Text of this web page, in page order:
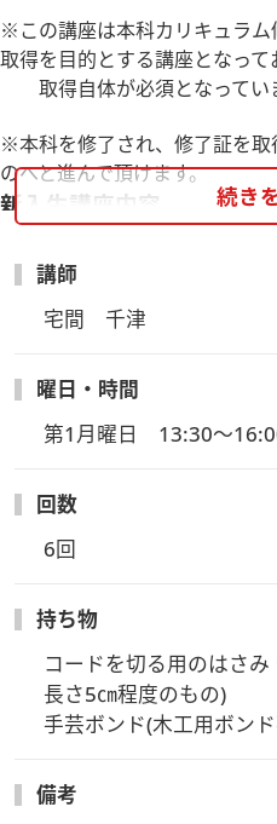
※この講座は本科カリキュラ
取得を目的とする講座となって
取得自体が必須となってい
※本科を修了され、修了証を
のへと進んで頂けます。
新入生講座内容
２回目コットンバッグ
３回目センターピース
４回目ドアベル
６回目カバンドリー３種
続き
講師
宅間　千津
曜日・時間
第1月曜日　13:30～
回数
6回
持ち物
コードを切る用のはさ
長さ5㎝程度のもの)
手芸ボンド(木工用ボン
備考